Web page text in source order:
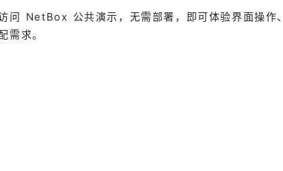
问 NetBox 公共演示，无需部署，即可体验界面操作
需求。